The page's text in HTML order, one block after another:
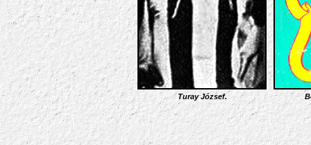
Turay József.